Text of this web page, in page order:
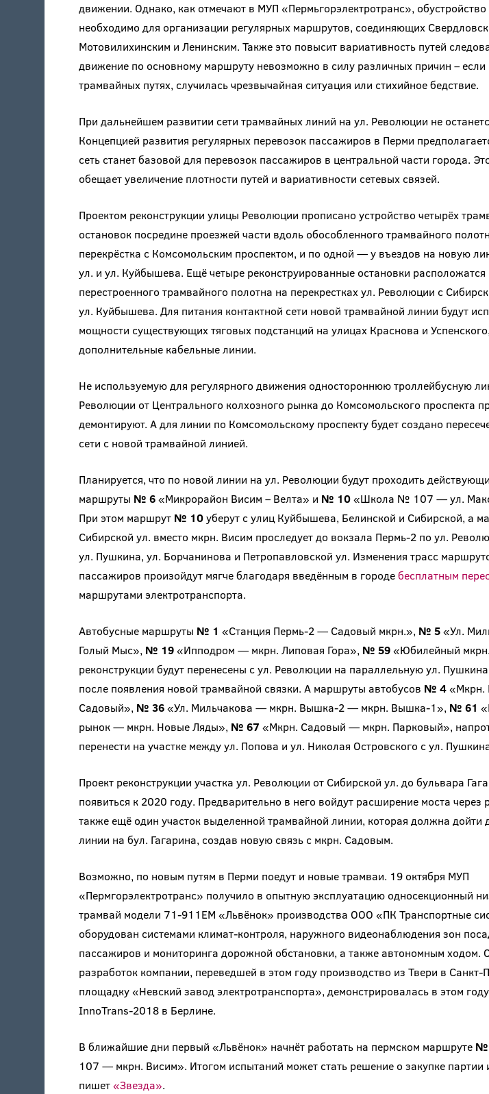
движении. Однако, как отмечают в МУП «Пермьгорэлектротранс»,
необходимо для организации регулярных маршрутов, соединяющих
Мотовилихинским и Ленинским. Также это повысит вариативность путей
движение по основному маршруту невозможно в силу различных причин –
трамвайных путях, случилась чрезвычайная ситуация или стихийное бедствие.
При дальнейшем развитии сети трамвайных линий на ул. Революции не
Концепцией развития регулярных перевозок пассажиров в Перми
сеть станет базовой для перевозок пассажиров в центральной части города.
обещает увеличение плотности путей и вариативности сетевых связей.
Проектом реконструкции улицы Революции прописано устройство четырёх
остановок посредине проезжей части вдоль обособленного трамвайного
перекрёстка с Комсомольским проспектом, и по одной — у въездов на новую
ул. и ул. Куйбышева. Ещё четыре реконструированные остановки расположатся
перестроенного трамвайного полотна на перекрестках ул. Революции с
ул. Куйбышева. Для питания контактной сети новой трамвайной линии будут
мощности существующих тяговых подстанций на улицах Краснова и
дополнительные кабельные линии.
Не используемую для регулярного движения одностороннюю троллейбусную
Революции от Центрального колхозного рынка до Комсомольского проспекта
демонтируют. А для линии по Комсомольскому проспекту будет создано
сети с новой трамвайной линией.
Планируется, что по новой линии на ул. Революции будут проходить
маршруты № 6«Микрорайон Висим – Велта» и № 10«Школа № 107 — ул.
При этом маршрут № 10уберут с улиц Куйбышева, Белинской и Сибирской, а
Сибирской ул. вместо мкрн. Висим проследует до вокзала Пермь-2 по ул.
ул. Пушкина, ул. Борчанинова и Петропавловской ул. Изменения трасс
пассажиров произойдут мягче благодаря введённым в городебесплатным
маршрутами электротранспорта.
Автобусные маршруты № 1 «Станция Пермь-2 — Садовый мкрн.», № 5«Ул.
Голый Мыс», № 19«Ипподром — мкрн. Липовая Гора», № 59«Юбилейный
реконструкции будут перенесены с ул. Революции на параллельную ул.
после появления новой трамвайной связки. А маршруты автобусов № 4«Мкрн.
Садовый», № 36«Ул. Мильчакова — мкрн. Вышка-2 — мкрн. Вышка-1», № 61
рынок — мкрн. Новые Ляды», № 67 «Мкрн. Садовый — мкрн. Парковый»,
перенести на участке между ул. Попова и ул. Николая Островского с ул.
Проект реконструкции участка ул. Революции от Сибирской ул. до бульвара
появиться к 2020 году. Предварительно в него войдут расширение моста через
также ещё один участок выделенной трамвайной линии, которая должна дойти
линии на бул. Гагарина, создав новую связь с мкрн. Садовым.
Возможно, по новым путям в Перми поедут и новые трамваи. 19 октября МУП
«Пермгорэлектротранс» получило в опытную эксплуатацию односекционный
трамвай модели 71-911ЕМ «Львёнок» производства ООО «ПК Транспортные
оборудован системами климат-контроля, наружного видеонаблюдения зон
пассажиров и мониторинга дорожной обстановки, а также автономным ходом.
разработок компании, переведшей в этом году производство из Твери в Санкт-
площадку «Невский завод электротранспорта», демонстрировалась в этом
InnoTrans-2018 в Берлине.
В ближайшие дни первый «Львёнок» начнёт работать на пермском маршруте №
107 — мкрн. Висим». Итогом испытаний может стать решение о закупке партии
пишет«Звезда».